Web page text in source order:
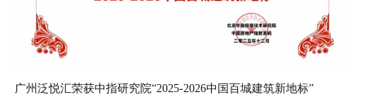
广州泛悦汇荣获中指研究院“2025-2026中国百城建筑新地标”